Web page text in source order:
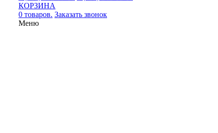
КОРЗИНА
0 товаров. Заказать звонок
Меню